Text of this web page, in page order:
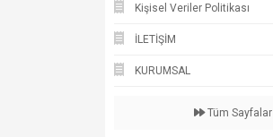
Kişisel Veriler Politikası
İLETİŞİM
KURUMSAL
Tüm Sayfalar